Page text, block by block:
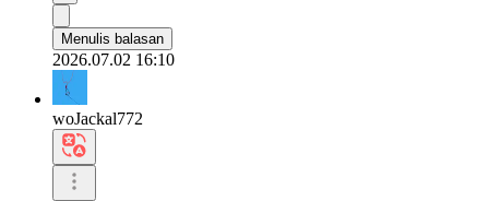
Menulis balasan
2026.07.02 16:10
woJackal772